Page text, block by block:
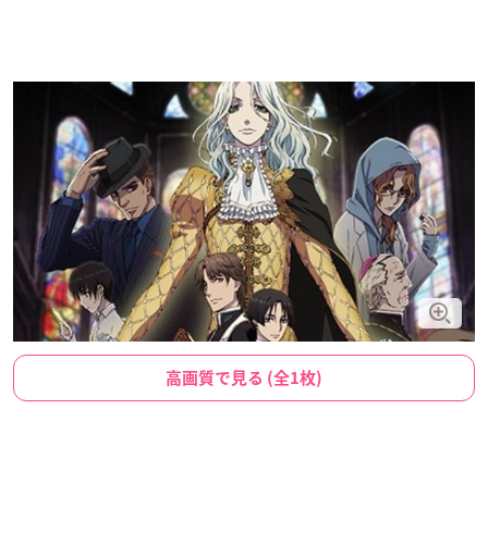
高画質で見る (全1枚)